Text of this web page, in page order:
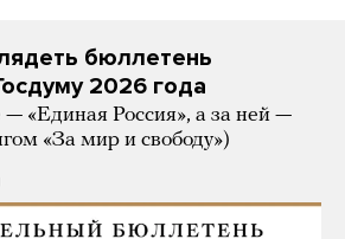
бюллетень
2026 года
«Единая Россия», а за ней —
«За мир и свободу»)